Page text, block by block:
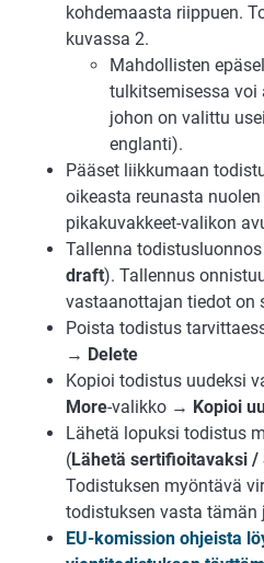
kohdemaasta riippuen.
kuvassa 2.
Mahdollisten
tulkitsemisessa
johon on valittu
englanti).
Pääset liikkumaan
oikeasta reunasta
pikakuvakkeet-valikon
Tallenna
draft). Tallennus
vastaanottajan tiedot on
Poista todistus
→ Delete
Kopioi todistus uudeksi
More-valikko → Kopioi
Lähetä lopuksi todistus
(Lähetä sertifioitavaksi
Todistuksen myöntävä
todistuksen vasta tämän
EU-komission ohjeista